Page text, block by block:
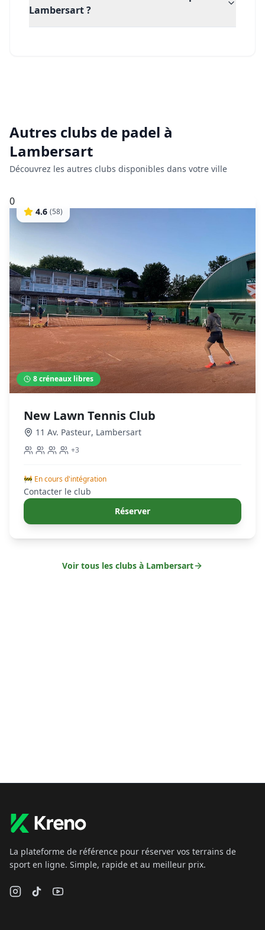
Lambersart ?
Autres clubs de padel à
Lambersart
Découvrez les autres clubs disponibles dans votre ville
0
4.6 (58)
8créneaux libres
New Lawn Tennis Club
11 Av. Pasteur, Lambersart
+3
🚧 En cours d'intégration
Contacter le club
Réserver
Voir tous les clubs à Lambersart
La plateforme de référence pour réserver vos terrains de
sport en ligne. Simple, rapide et au meilleur prix.